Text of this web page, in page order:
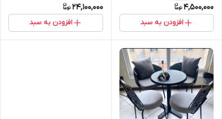
4,500,000
افزودن به سبد
24,100,000
افزودن به سبد